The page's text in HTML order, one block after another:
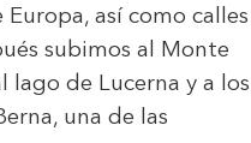
así como calles
subimos al Monte
lago de Lucerna y a los
una de las